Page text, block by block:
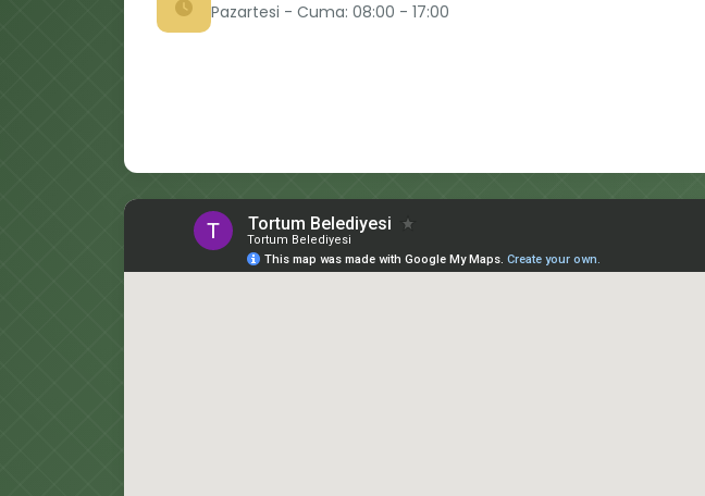
Pazartesi - Cuma: 08:00 - 17:00